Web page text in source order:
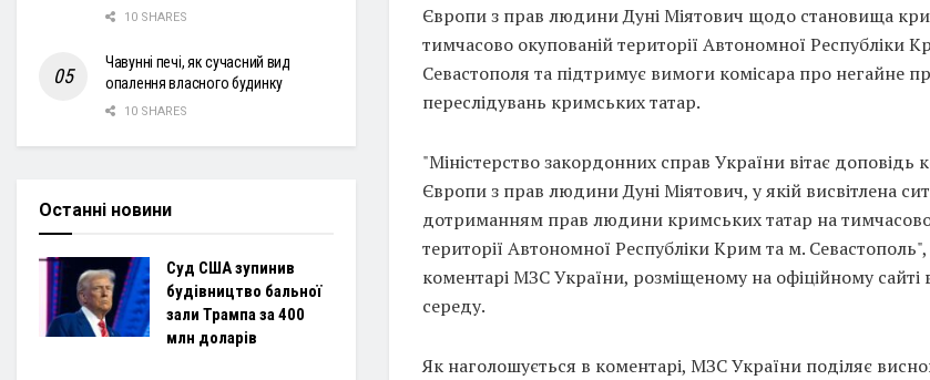
Європи з прав людини Дуні Міятович щодо становища
тимчасово окупованій території Автономної Республіки
Севастополя та підтримує вимоги комісара про негайне
переслідувань кримських татар.
"Міністерство закордонних справ України вітає доповідь
Європи з прав людини Дуні Міятович, у якій висвітлена
дотриманням прав людини кримських татар на
території Автономної Республіки Крим та м. Севастополь",
коментарі МЗС України, розміщеному на офіційному сайті
середу.
Як наголошується в коментарі, МЗС України поділяє
10 SHARES
Чавунні печі, як сучасний вид
опалення власного будинку
10 SHARES
Останні новини
Суд США зупинив
будівництво бальної
зали Трампа за 400
млн доларів